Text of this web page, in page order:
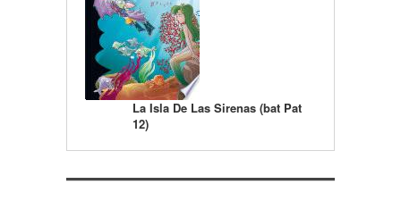
La Isla De Las Sirenas (bat Pat
12)